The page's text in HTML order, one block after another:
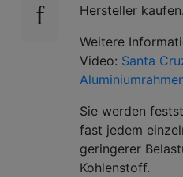
Hersteller kaufen.
Weitere
Video: Santa
Sie werden
fast jedem
geringerer
Kohlenstoff.